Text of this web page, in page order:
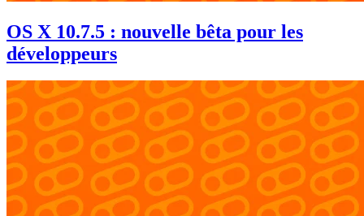
OS X 10.7.5 : nouvelle bêta pour les
développeurs